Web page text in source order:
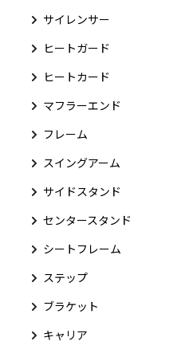
サイレンサー
ヒートガード
ヒートカード
マフラーエンド
フレーム
スイングアーム
サイドスタンド
センタースタンド
シートフレーム
ステップ
ブラケット
キャリア